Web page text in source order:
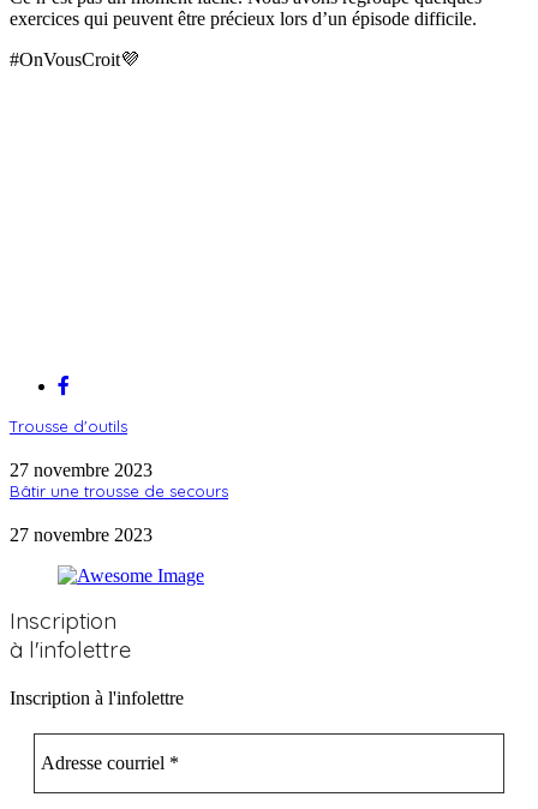
exercices qui peuvent être précieux lors d’un épisode difficile.
#OnVousCroit💜
Trousse d'outils
27 novembre 2023
Bâtir une trousse de secours
27 novembre 2023
Inscription
à l'infolettre
Inscription à l'infolettre